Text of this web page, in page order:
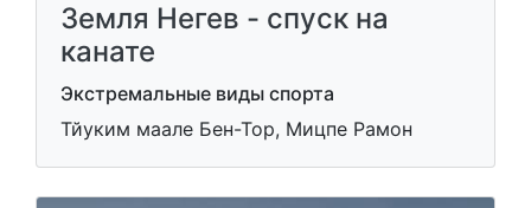
Земля Негев - спуск на
канате
Экстремальные виды спорта
Тйуким маале Бен-Тор, Мицпе Рамон